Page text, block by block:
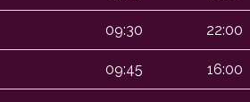
09:30 22:00
09:45 16:00